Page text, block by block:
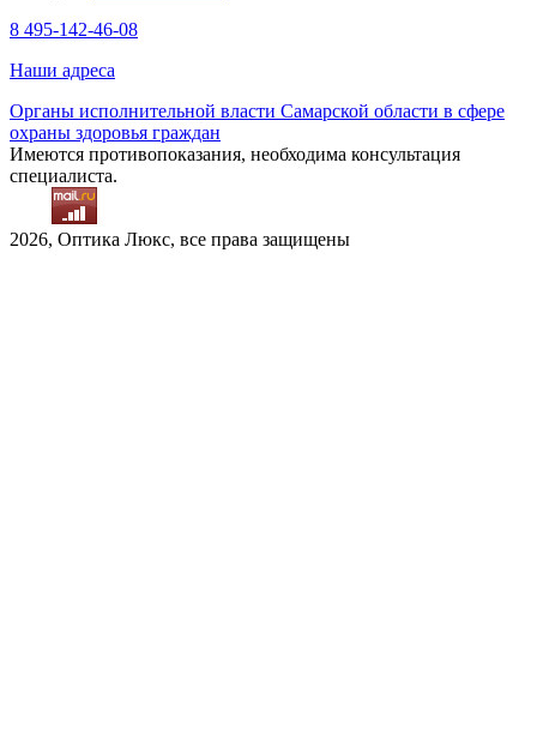
8 495-142-46-08
Наши адреса
Органы исполнительной власти Самарской области в сфере
охраны здоровья граждан
Имеются противопоказания, необходима консультация
специалиста.
2026, Оптика Люкс, все права защищены